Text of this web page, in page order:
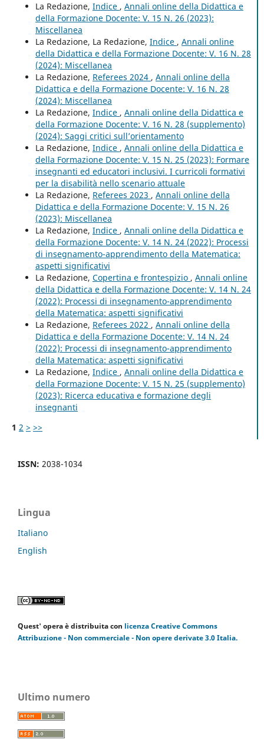
La Redazione, Indice , Annali online della Didattica e
della Formazione Docente: V. 15 N. 26 (2023):
Miscellanea
La Redazione, La Redazione, Indice , Annali online
della Didattica e della Formazione Docente: V. 16 N. 28
(2024): Miscellanea
La Redazione, Referees 2024 , Annali online della
Didattica e della Formazione Docente: V. 16 N. 28
(2024): Miscellanea
La Redazione, Indice , Annali online della Didattica e
della Formazione Docente: V. 16 N. 28 (supplemento)
(2024): Saggi critici sull’orientamento
La Redazione, Indice , Annali online della Didattica e
della Formazione Docente: V. 15 N. 25 (2023): Formare
insegnanti ed educatori inclusivi. I curricoli formativi
per la disabilità nello scenario attuale
La Redazione, Referees 2023 , Annali online della
Didattica e della Formazione Docente: V. 15 N. 26
(2023): Miscellanea
La Redazione, Indice , Annali online della Didattica e
della Formazione Docente: V. 14 N. 24 (2022): Processi
di insegnamento-apprendimento della Matematica:
aspetti significativi
La Redazione, Copertina e frontespizio , Annali online
della Didattica e della Formazione Docente: V. 14 N. 24
(2022): Processi di insegnamento-apprendimento
della Matematica: aspetti significativi
La Redazione, Referees 2022 , Annali online della
Didattica e della Formazione Docente: V. 14 N. 24
(2022): Processi di insegnamento-apprendimento
della Matematica: aspetti significativi
La Redazione, Indice , Annali online della Didattica e
della Formazione Docente: V. 15 N. 25 (supplemento)
(2023): Ricerca educativa e formazione degli
insegnanti
1 2 > >>
ISSN: 2038-1034
Lingua
Italiano
English
Quest' opera è distribuita con licenza Creative Commons
Attribuzione - Non commerciale - Non opere derivate 3.0 Italia.
Ultimo numero